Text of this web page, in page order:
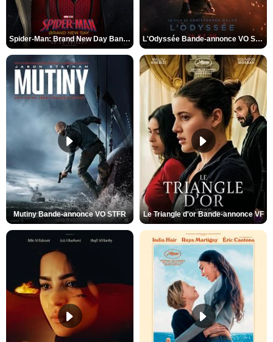
Spider-Man: Brand New Day Bande-annonce VO STFR L'Odyssée Bande-annonce VO STFR
Mutiny Bande-annonce VO STFR Le Triangle d'or Bande-annonce VF